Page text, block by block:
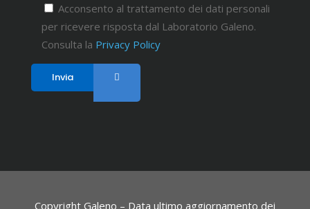
Acconsento al trattamento dei dati personali
per ricevere risposta dal Laboratorio Galeno.
Consulta la Privacy Policy
Copyright Galeno – Data ultimo aggiornamento dei